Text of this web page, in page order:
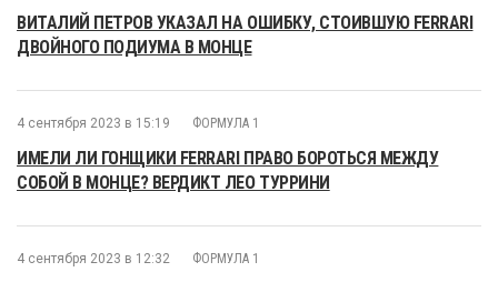
ВИТАЛИЙ ПЕТРОВ УКАЗАЛ НА ОШИБКУ, СТОИВШУЮ FERRARI
ДВОЙНОГО ПОДИУМА В МОНЦЕ
4 сентября 2023 в 15:19 ФОРМУЛА 1
ИМЕЛИ ЛИ ГОНЩИКИ FERRARI ПРАВО БОРОТЬСЯ МЕЖДУ
СОБОЙ В МОНЦЕ? ВЕРДИКТ ЛЕО ТУРРИНИ
4 сентября 2023 в 12:32 ФОРМУЛА 1